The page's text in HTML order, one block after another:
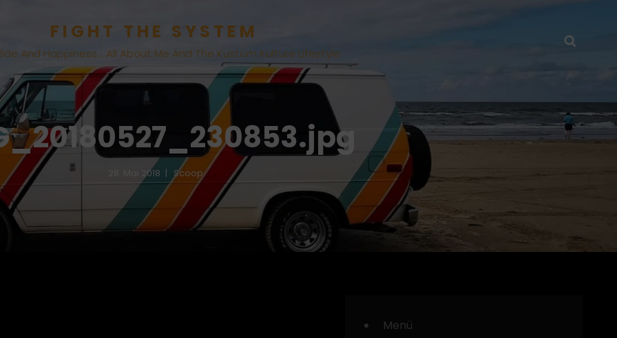
FIGHT THE SYSTEM
And Happiness… All About Me And The Kustom Kulture Lifestyle
28. Mai 2018 Scoop
Menü